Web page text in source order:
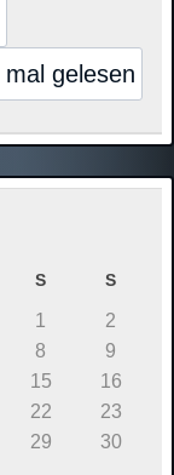
mal gelesen
S S
1
2
8
9
15
16
22
23
29
30